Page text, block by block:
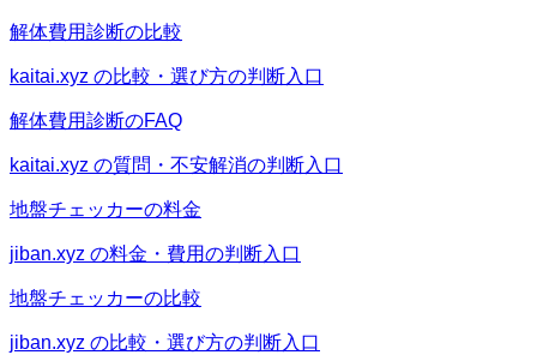
解体費用診断の比較
kaitai.xyz の比較・選び方の判断入口
解体費用診断のFAQ
kaitai.xyz の質問・不安解消の判断入口
地盤チェッカーの料金
jiban.xyz の料金・費用の判断入口
地盤チェッカーの比較
jiban.xyz の比較・選び方の判断入口